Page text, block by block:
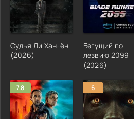
Судья Ли Хан-ён
(2026)
Бегущий по
лезвию 2099
(2026)
7.8 6